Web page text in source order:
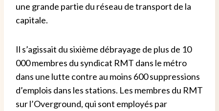
une grande partie du réseau de transport de la
capitale.
Il s’agissait du sixième débrayage de plus de 10
000 membres du syndicat RMT dans le métro
dans une lutte contre au moins 600 suppressions
d’emplois dans les stations. Les membres du RMT
sur l’Overground, qui sont employés par